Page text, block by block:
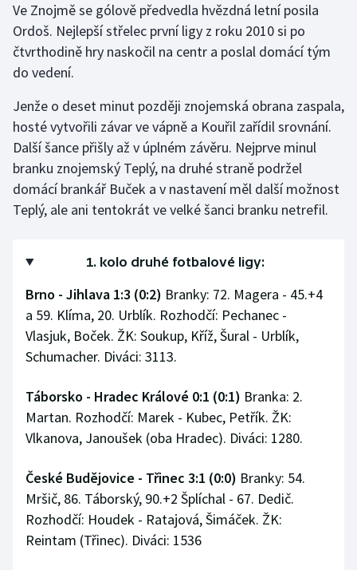
Ve Znojmě se gólově předvedla hvězdná letní posila
Ordoš. Nejlepší střelec první ligy z roku 2010 si po
čtvrthodině hry naskočil na centr a poslal domácí tým
do vedení.
Jenže o deset minut později znojemská obrana zaspala,
hosté vytvořili závar ve vápně a Kouřil zařídil srovnání.
Další šance přišly až v úplném závěru. Nejprve minul
branku znojemský Teplý, na druhé straně podržel
domácí brankář Buček a v nastavení měl další možnost
Teplý, ale ani tentokrát ve velké šanci branku netrefil.
1. kolo druhé fotbalové ligy:
Brno - Jihlava 1:3 (0:2) Branky: 72. Magera - 45.+4
a 59. Klíma, 20. Urblík. Rozhodčí: Pechanec -
Vlasjuk, Boček. ŽK: Soukup, Kříž, Šural - Urblík,
Schumacher. Diváci: 3113.
Táborsko - Hradec Králové 0:1 (0:1) Branka: 2.
Martan. Rozhodčí: Marek - Kubec, Petřík. ŽK:
Vlkanova, Janoušek (oba Hradec). Diváci: 1280.
České Budějovice - Třinec 3:1 (0:0) Branky: 54.
Mršič, 86. Táborský, 90.+2 Šplíchal - 67. Dedič.
Rozhodčí: Houdek - Ratajová, Šimáček. ŽK:
Reintam (Třinec). Diváci: 1536